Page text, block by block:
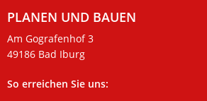
PLANEN UND BAUEN
Am Gografenhof 3
49186 Bad Iburg
So erreichen Sie uns: